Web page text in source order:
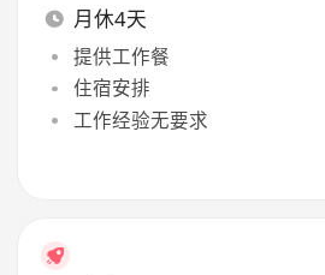
月休4天
提供工作餐
住宿安排
工作经验无要求